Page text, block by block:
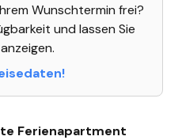
Wunschtermin frei?
und lassen Sie
Ferienapartment